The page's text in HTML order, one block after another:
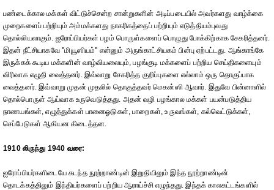
பண்டைக்கால மக்கள் விட்டுச்சென்ற சான்றுகளின் அடிப்படையில் அவர்களது வாழ்க்கை
முறைகளைப் பற்றியும் அம்மக்களது நாகரிகத்தைப் பற்றியும் எடுத்தியம்புவது
தொல்லியலாகும். ஐரோப்பியர்கள் பழம் பொருள்களைப் பொழுது போக்கிற்காக சேகரித்தனர்.
இதன் நீட்சியாகவே ''மியூஸியம்'' என்னும் அருங்காட்சியகம் பின்பு ஏற்பட்டது. ஆங்காங்கே
இருக்கக் கூடிய மக்களின் வாழ்வியலையும், பழங்குடி மக்களைப் பற்றிய செய்திகளையும்
விரிவாக எழுதி வைத்தனர். இவ்வாறு சேகரித்த குறிப்புகளை எல்லாம் ஒரு தொகுப்பாக
வைத்தனர். இவ்வாறு முதன் முதலில் தொகுத்தவர் மெகன்ஸி ஆவார். இதுவே பின்னாளில்
தொல்பொருள் ஆய்வாக உருவெடுத்தது. அதன் வழி பழங்கால மக்கள் பயன்படுத்திய
நாணயங்கள், எழுத்துக்கள் பானைஓடுகள், பாறைகள், உருவங்கள், கல்வெட்டுக்கள்,
செப்பேடுகள் ஆகியன கிடைத்தன.
1910 லிருந்து 1940 வரை:
ஐரோப்பியர்களிடையே கடந்த நூற்றாண்டின் இறுதியிலும் இந்த நூற்றாண்டின்
தொடக்கத்திலும் இந்தியர்களைப் பற்றிய ஆராய்ச்சி எழுந்தது. இந்தக் காலகட்டங்களில்